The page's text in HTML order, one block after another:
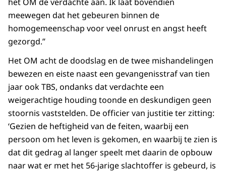
het OM de verdachte aan. Ik laat bovendien
meewegen dat het gebeuren binnen de
homogemeenschap voor veel onrust en angst heeft
gezorgd.’’
Het OM acht de doodslag en de twee mishandelingen
bewezen en eiste naast een gevangenisstraf van tien
jaar ook TBS, ondanks dat verdachte een
weigerachtige houding toonde en deskundigen geen
stoornis vaststelden. De officier van justitie ter zitting:
‘Gezien de heftigheid van de feiten, waarbij een
persoon om het leven is gekomen, en waarbij te zien is
dat dit gedrag al langer speelt met daarin de opbouw
naar wat er met het 56-jarige slachtoffer is gebeurd, is